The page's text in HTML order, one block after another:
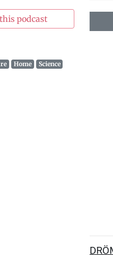
podcast
Home
Science